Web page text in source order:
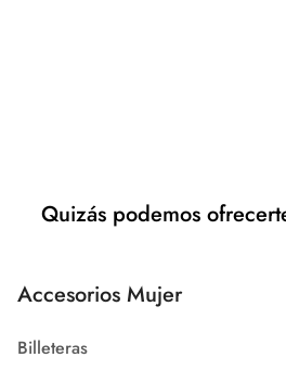
Quizás podemos
Accesorios Mujer
Billeteras